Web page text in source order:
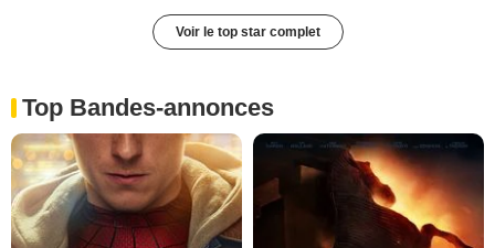
Voir le top star complet
Top Bandes-annonces